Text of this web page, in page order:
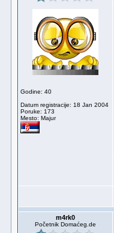
Godine: 40
Datum registracije: 18 Jan 2004
Poruke: 173
Mesto: Majur
m4rk0
Početnik Domaćeg.de